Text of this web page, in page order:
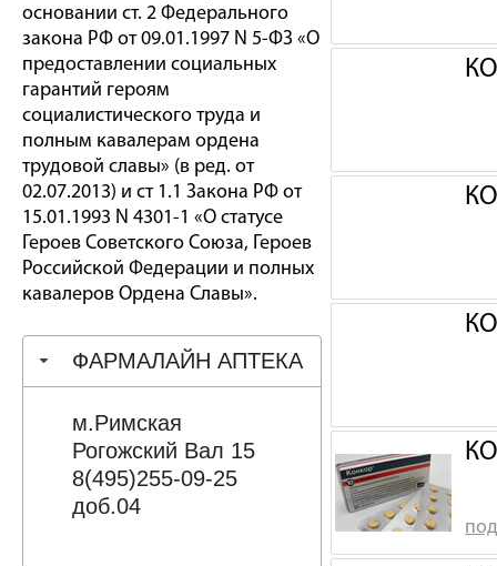
основании ст. 2 Федерального
закона РФ от 09.01.1997 N 5-ФЗ «О
предоставлении социальных
гарантий героям
социалистического труда и
полным кавалерам ордена
трудовой славы» (в ред. от
02.07.2013) и ст 1.1 Закона РФ от
15.01.1993 N 4301-1 «О статусе
Героев Советского Союза, Героев
Российской Федерации и полных
кавалеров Ордена Славы».
ФАРМАЛАЙН АПТЕКА
м.Римская
Рогожский Вал 15
8(495)255-09-25
доб.04